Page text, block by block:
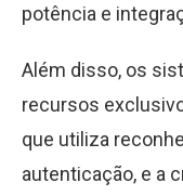
potência e
Além disso, os
recursos
que utiliza
autenticação, e a